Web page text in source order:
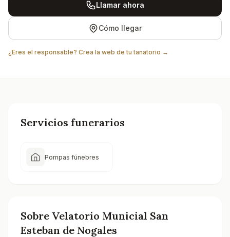
Llamar ahora
Cómo llegar
¿Eres el responsable? Crea la web de tu tanatorio →
Servicios funerarios
Pompas fúnebres
Sobre Velatorio Municial San
Esteban de Nogales